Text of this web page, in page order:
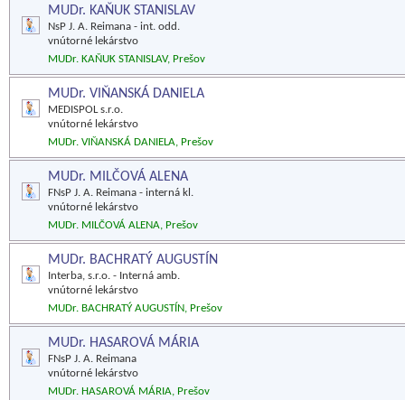
MUDr. KAŇUK STANISLAV
NsP J. A. Reimana - int. odd.
vnútorné lekárstvo
MUDr. KAŇUK STANISLAV, Prešov
MUDr. VIŇANSKÁ DANIELA
MEDISPOL s.r.o.
vnútorné lekárstvo
MUDr. VIŇANSKÁ DANIELA, Prešov
MUDr. MILČOVÁ ALENA
FNsP J. A. Reimana - interná kl.
vnútorné lekárstvo
MUDr. MILČOVÁ ALENA, Prešov
MUDr. BACHRATÝ AUGUSTÍN
Interba, s.r.o. - Interná amb.
vnútorné lekárstvo
MUDr. BACHRATÝ AUGUSTÍN, Prešov
MUDr. HASAROVÁ MÁRIA
FNsP J. A. Reimana
vnútorné lekárstvo
MUDr. HASAROVÁ MÁRIA, Prešov